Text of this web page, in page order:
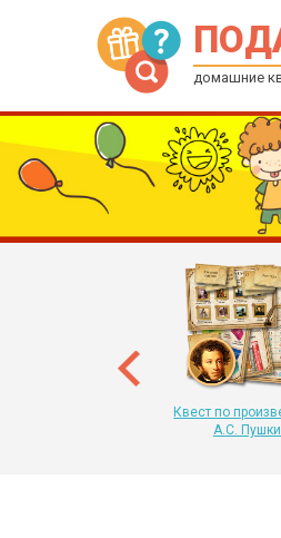
домашние
Квест по
А.С.